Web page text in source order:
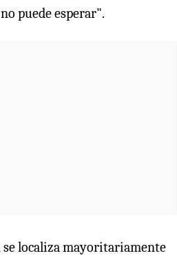
puede esperar".
se localiza mayoritariamente